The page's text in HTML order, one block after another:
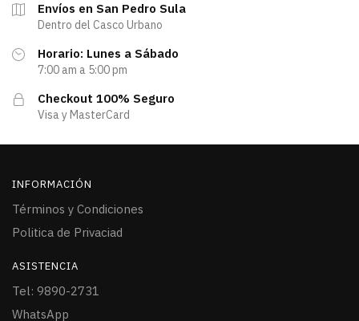
Envíos en San Pedro Sula
Dentro del Casco Urbano
Horario: Lunes a Sábado
7:00 am a 5:00 pm
Checkout 100% Seguro
Visa y MasterCard
INFORMACIÓN
Términos y Condiciones
Politica de Privaciad
ASISTENCIA
Tel: 9890-2731
WhatsApp